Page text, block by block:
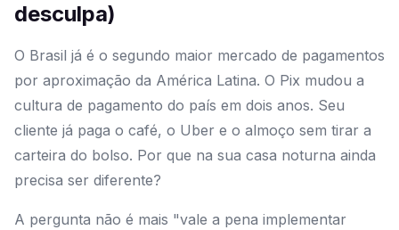
desculpa)
O Brasil já é o segundo maior mercado de pagamentos
por aproximação da América Latina. O Pix mudou a
cultura de pagamento do país em dois anos. Seu
cliente já paga o café, o Uber e o almoço sem tirar a
carteira do bolso. Por que na sua casa noturna ainda
precisa ser diferente?
A pergunta não é mais "vale a pena implementar